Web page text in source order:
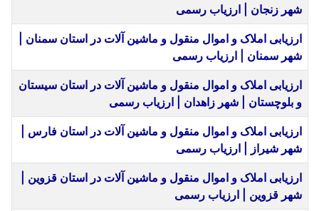
شهر زنجان | ارزیاب رسمی
ارزیابی املاک و اموال منقول و ماشین آلات در استان سمنان |
شهر سمنان | ارزیاب رسمی
ارزیابی املاک و اموال منقول و ماشین آلات در استان سیستان
و بلوچستان | شهر زاهدان | ارزیاب رسمی
ارزیابی املاک و اموال منقول و ماشین آلات در استان فارس |
شهر شیراز | ارزیاب رسمی
ارزیابی املاک و اموال منقول و ماشین آلات در استان قزوین |
شهر قزوین | ارزیاب رسمی